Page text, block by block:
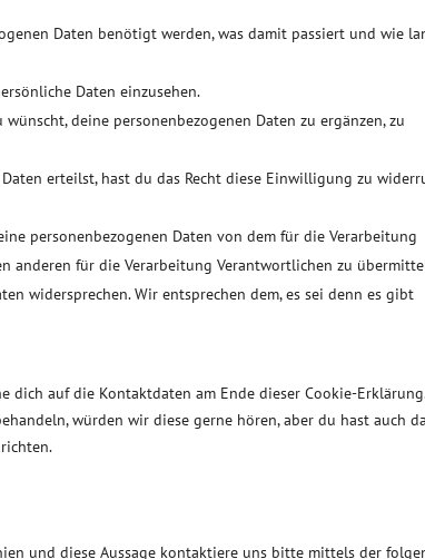
Daten benötigt werden, was damit passiert und wie
Daten einzusehen.
deine personenbezogenen Daten zu ergänzen, zu
erteilst, hast du das Recht diese Einwilligung zu
personenbezogenen Daten von dem für die Verarbeitung
anderen für die Verarbeitung Verantwortlichen zu
widersprechen. Wir entsprechen dem, es sei denn es gibt
dich auf die Kontaktdaten am Ende dieser Cookie-
würden wir diese gerne hören, aber du hast auch
und diese Aussage kontaktiere uns bitte mittels der